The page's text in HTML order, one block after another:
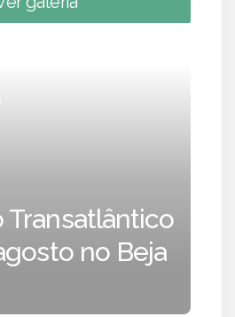
Transatlântico
no Beja